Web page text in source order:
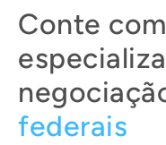
Conte
federais